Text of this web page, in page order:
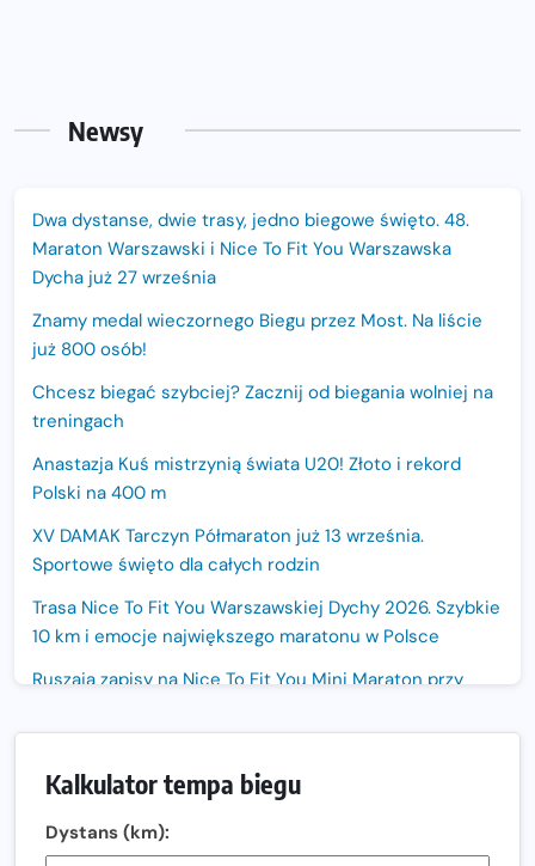
Newsy
Dwa dystanse, dwie trasy, jedno biegowe święto. 48.
Maraton Warszawski i Nice To Fit You Warszawska
Dycha już 27 września
Znamy medal wieczornego Biegu przez Most. Na liście
już 800 osób!
Chcesz biegać szybciej? Zacznij od biegania wolniej na
treningach
Anastazja Kuś mistrzynią świata U20! Złoto i rekord
Polski na 400 m
XV DAMAK Tarczyn Półmaraton już 13 września.
Sportowe święto dla całych rodzin
Trasa Nice To Fit You Warszawskiej Dychy 2026. Szybkie
10 km i emocje największego maratonu w Polsce
Ruszają zapisy na Nice To Fit You Mini Maraton przy
Sprawdzone trasy wracają! Poznaj przebieg 43. Toruń
Maratonu, 17. Toruń Półmaratonu i biegu na 5 km
Kalkulator tempa biegu
Dystans (km):